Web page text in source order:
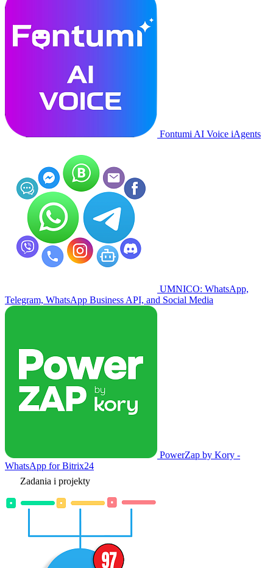
Fontumi AI Voice iAgents
UMNICO: WhatsApp,
Telegram, WhatsApp Business API, and Social Media
PowerZap by Kory -
WhatsApp for Bitrix24
Zadania i projekty